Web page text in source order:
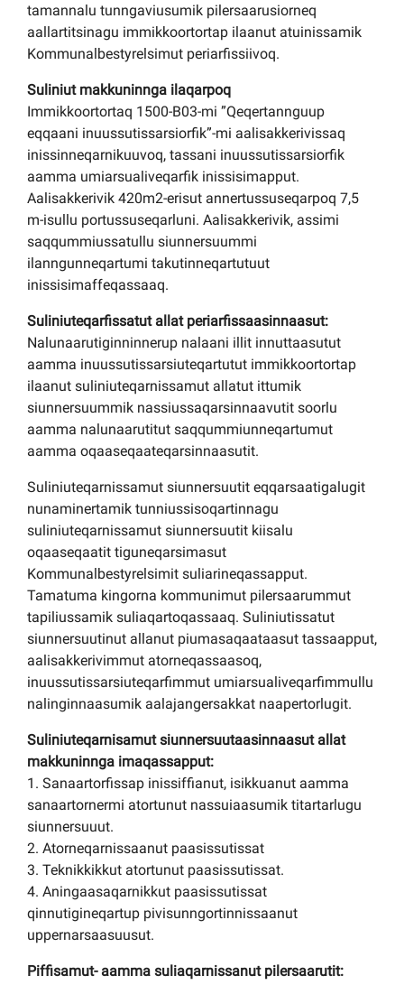
tamannalu tunngaviusumik pilersaarusiorneq
aallartitsinagu immikkoortortap ilaanut atuinissamik
Kommunalbestyrelsimut periarfissiivoq.
Suliniut makkuninnga ilaqarpoq
Immikkoortortaq 1500-B03-mi ”Qeqertannguup
eqqaani inuussutissarsiorfik”-mi aalisakkerivissaq
inissinneqarnikuuvoq, tassani inuussutissarsiorfik
aamma umiarsualiveqarfik inissisimapput.
Aalisakkerivik 420m2-erisut annertussuseqarpoq 7,5
m-isullu portussuseqarluni. Aalisakkerivik, assimi
saqqummiussatullu siunnersuummi
ilanngunneqartumi takutinneqartutuut
inissisimaffeqassaaq.
Suliniuteqarfissatut allat periarfissaasinnaasut:
Nalunaarutiginninnerup nalaani illit innuttaasutut
aamma inuussutissarsiuteqartutut immikkoortortap
ilaanut suliniuteqarnissamut allatut ittumik
siunnersuummik nassiussaqarsinnaavutit soorlu
aamma nalunaarutitut saqqummiunneqartumut
aamma oqaaseqaateqarsinnaasutit.
Suliniuteqarnissamut siunnersuutit eqqarsaatigalugit
nunaminertamik tunniussisoqartinnagu
suliniuteqarnissamut siunnersuutit kiisalu
oqaaseqaatit tiguneqarsimasut
Kommunalbestyrelsimit suliarineqassapput.
Tamatuma kingorna kommunimut pilersaarummut
tapiliussamik suliaqartoqassaaq. Suliniutissatut
siunnersuutinut allanut piumasaqaataasut tassaapput,
aalisakkerivimmut atorneqassaasoq,
inuussutissarsiuteqarfimmut umiarsualiveqarfimmullu
nalinginnaasumik aalajangersakkat naapertorlugit.
Suliniuteqarnisamut siunnersuutaasinnaasut allat
makkuninnga imaqassapput:
1. Sanaartorfissap inissiffianut, isikkuanut aamma
sanaartornermi atortunut nassuiaasumik titartarlugu
siunnersuuut.
2. Atorneqarnissaanut paasissutissat
3. Teknikkikkut atortunut paasissutissat.
4. Aningaasaqarnikkut paasissutissat
qinnutigineqartup pivisunngortinnissaanut
uppernarsaasuusut.
Piffisamut- aamma suliaqarnissanut pilersaarutit: